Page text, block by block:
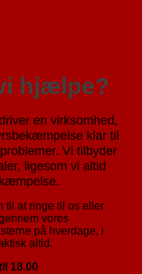
hjælpe?
en virksomhed,
klar til
Vi tilbyder
ligesom vi altid
til at ringe til os eller
vores
på hverdage, i
altid.
18.00